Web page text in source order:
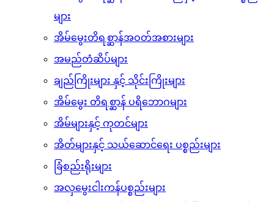
အစားအသောက်ပန်းကန်များ
အိမ်မွေးတိရစ္ဆာန်အ၀တ်အထည်နှင့် ဆက်စပ်ပစ္စည်း
များ
အိမ်မွေးတိရစ္ဆာန်အဝတ်အစားများ
အမည်တံဆိပ်များ
ချည်ကြိုးများ နှင့် သိုင်းကြိုးများ
အိမ်မွေး တိရစ္ဆာန် ပရိဘောဂများ
အိမ်များနှင့် ကုတင်များ
အိတ်များနှင့် သယ်ဆောင်ရေး ပစ္စည်းများ